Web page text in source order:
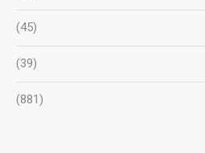
(45)
(39)
(881)